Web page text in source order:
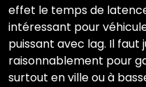
effet le temps de
intéressant pour
puissant avec lag. Il faut
raisonnablement pour
surtout en ville ou à